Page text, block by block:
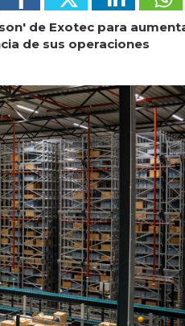
de Exotec para
de sus operaciones